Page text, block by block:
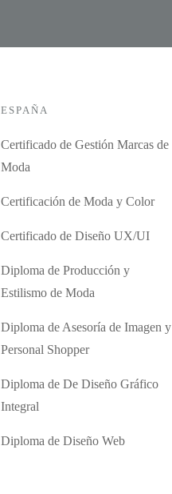
ESPAÑA
Certificado de Gestión Marcas de
Moda
Certificación de Moda y Color
Certificado de Diseño UX/UI
Diploma de Producción y
Estilismo de Moda
Diploma de Asesoría de Imagen y
Personal Shopper
Diploma de De Diseño Gráfico
Integral
Diploma de Diseño Web